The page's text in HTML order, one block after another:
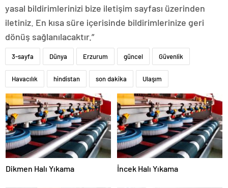
yasal bildirimlerinizi bize iletişim sayfası üzerinden
iletiniz. En kısa süre içerisinde bildirimlerinize geri
dönüş sağlanılacaktır.”
3-sayfa Dünya Erzurum güncel Güvenlik
Havacılık hindistan son dakika Ulaşım
Dikmen Halı Yıkama İncek Halı Yıkama